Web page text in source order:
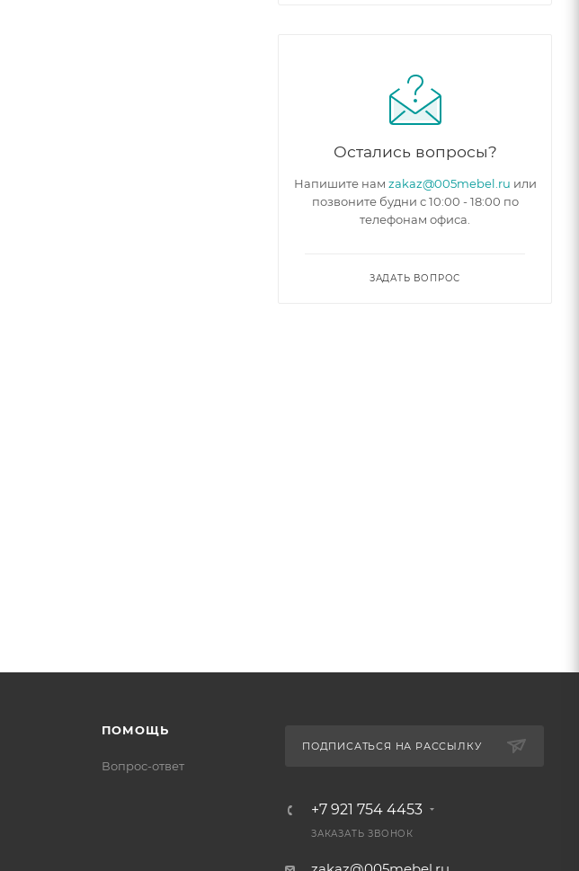
Остались вопросы?
Напишите нам zakaz@005mebel.ru или
позвоните будни с 10:00 - 18:00 по
телефонам офиса.
ЗАДАТЬ ВОПРОС
ПОМОЩЬ
Вопрос-ответ
ПОДПИСАТЬСЯ НА РАССЫЛКУ
+7 921 754 4453
ЗАКАЗАТЬ ЗВОНОК